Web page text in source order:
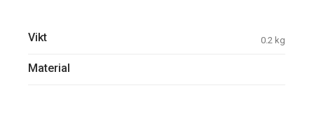
Vikt 0.2 kg
Material